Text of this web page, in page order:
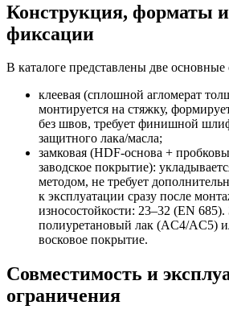
Конструкция, форматы
фиксации
В каталоге представлены две основные
клеевая (сплошной агломерат
монтируется на стяжку,
без швов, требует финишной
защитного лака/масла;
замковая (HDF-основа +
заводское покрытие):
методом, не требует
к эксплуатации сразу после
износостойкости: 23–32 (EN
полиуретановый лак (AC4/AC5)
восковое покрытие.
Совместимость и
ограничения